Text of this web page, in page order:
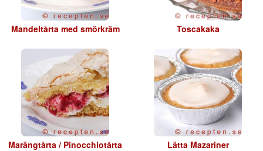
Mandeltårta med smörkräm Toscakaka
Marängtårta / Pinocchiotårta Lätta Mazariner